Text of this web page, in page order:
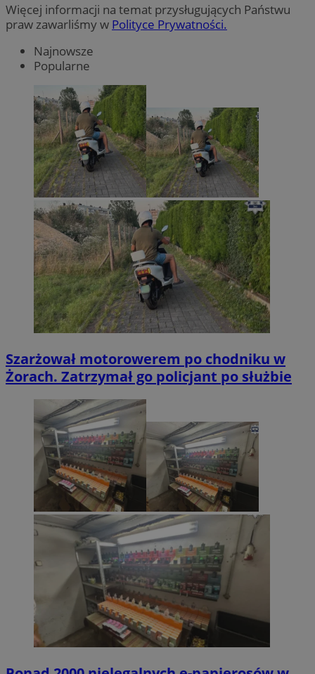
Więcej informacji na temat przysługujących Państwu
praw zawarliśmy w Polityce Prywatności.
Najnowsze
Popularne
Szarżował motorowerem po chodniku w
Żorach. Zatrzymał go policjant po służbie